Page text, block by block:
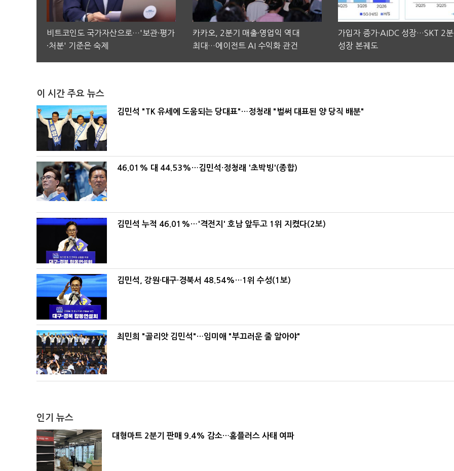
비트코인도 국가자산으로…'보관·평가
·처분' 기준은 숙제
카카오, 2분기 매출·영업익 역대
최대…에이전트 AI 수익화 관건
가입자 증가·AIDC 성장…SKT 2
성장 본궤도
이 시간 주요 뉴스
김민석 "TK 유세에 도움되는 당대표"…정청래 "벌써 대표된 양 당직 배분"
46.01% 대 44.53%…김민석·정청래 '초박빙'(종합)
김민석 누적 46.01%…'격전지' 호남 앞두고 1위 지켰다(2보)
김민석, 강원·대구·경북서 48.54%…1위 수성(1보)
최민희 "골리앗 김민석"…임미애 "부끄러운 줄 알아야"
인기 뉴스
대형마트 2분기 판매 9.4% 감소…홈플러스 사태 여파